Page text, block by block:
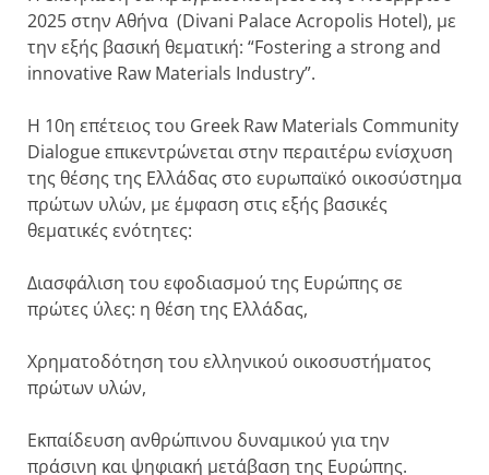
2025 στην Αθήνα (Divani Palace Acropolis Hotel), με
την εξής βασική θεματική: “Fostering a strong and
innovative Raw Materials Industry”.
Η 10η επέτειος του Greek Raw Materials Community
Dialogue επικεντρώνεται στην περαιτέρω ενίσχυση
της θέσης της Ελλάδας στο ευρωπαϊκό οικοσύστημα
πρώτων υλών, με έμφαση στις εξής βασικές
θεματικές ενότητες:
Διασφάλιση του εφοδιασμού της Ευρώπης σε
πρώτες ύλες: η θέση της Ελλάδας,
Χρηματοδότηση του ελληνικού οικοσυστήματος
πρώτων υλών,
Εκπαίδευση ανθρώπινου δυναμικού για την
πράσινη και ψηφιακή μετάβαση της Ευρώπης.